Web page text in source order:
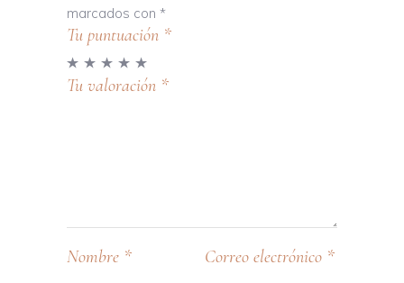
marcados con *
Tu puntuación *
Tu valoración *
Nombre * Correo electrónico *